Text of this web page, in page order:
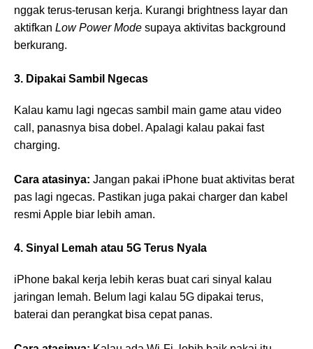
nggak terus-terusan kerja. Kurangi brightness layar dan
aktifkan Low Power Mode supaya aktivitas background
berkurang.
3. Dipakai Sambil Ngecas
Kalau kamu lagi ngecas sambil main game atau video
call, panasnya bisa dobel. Apalagi kalau pakai fast
charging.
Cara atasinya: Jangan pakai iPhone buat aktivitas berat
pas lagi ngecas. Pastikan juga pakai charger dan kabel
resmi Apple biar lebih aman.
4. Sinyal Lemah atau 5G Terus Nyala
iPhone bakal kerja lebih keras buat cari sinyal kalau
jaringan lemah. Belum lagi kalau 5G dipakai terus,
baterai dan perangkat bisa cepat panas.